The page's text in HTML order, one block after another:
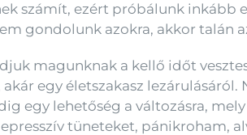
számít, ezért próbálunk
gondolunk azokra, akkor talán
magunknak a kellő időt
egy életszakasz
egy lehetőség a változásra,
tüneteket, pánikroham,